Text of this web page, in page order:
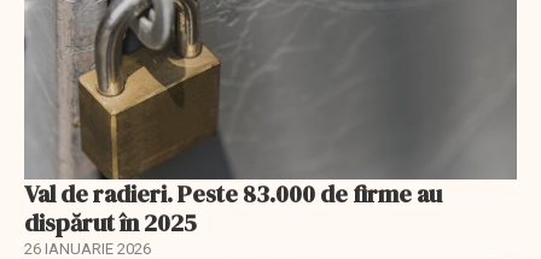
Val de radieri. Peste 83.000 de firme au
dispărut în 2025
26 IANUARIE 2026